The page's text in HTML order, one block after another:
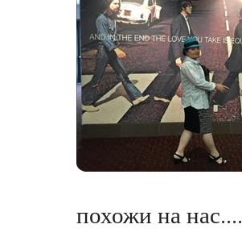
похожи на нас....